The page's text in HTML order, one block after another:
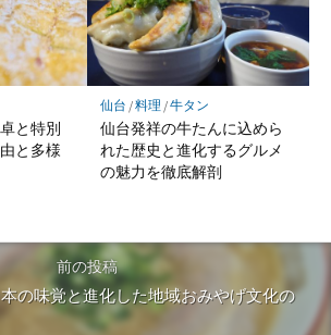
と特別
と多様
仙台 /料理 /牛タン
仙台発祥の牛たんに込めら
れた歴史と進化するグルメ
の魅力を徹底解剖
前の投稿
の味覚と進化した地域おみやげ文化の